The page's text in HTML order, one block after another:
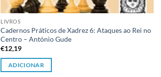
LIVROS
Cadernos Práticos de Xadrez 6: Ataques ao Rei no
Centro – António Gude
€12,19
ADICIONAR